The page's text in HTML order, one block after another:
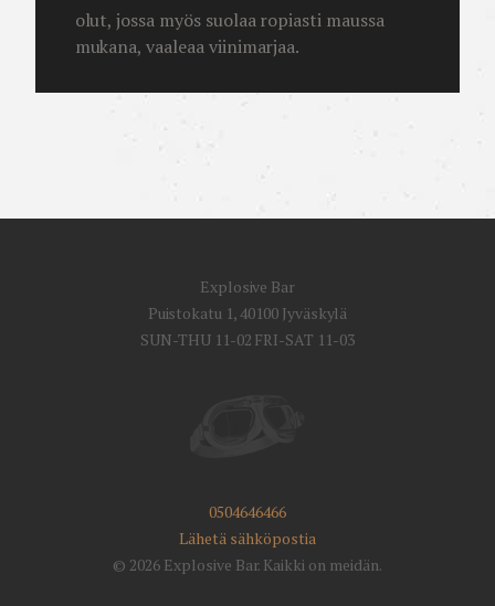
olut, jossa myös suolaa ropiasti maussa
mukana, vaaleaa viinimarjaa.
Explosive Bar
Puistokatu 1, 40100 Jyväskylä
SUN-THU 11-02 FRI-SAT 11-03
0504646466
Lähetä sähköpostia
© 2026 Explosive Bar. Kaikki on meidän.